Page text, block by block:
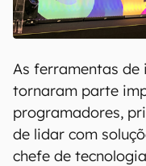
As ferramentas
tornaram parte
programadores,
de lidar com
chefe de